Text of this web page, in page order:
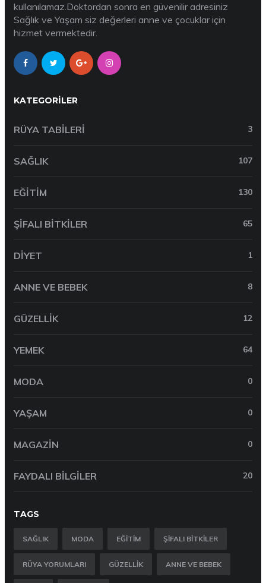
kullanılamaz.Doktordan sonra en güvenilir adresiniz
Sağlık ve Yaşam siz değerleri anne ve çocuklar için
hizmet vermektedir.
KATEGORILER
RÜYA TABILERI 3
SAĞLIK 107
EĞITIM 130
ŞIFALI BITKILER 65
DIYET 1
ANNE VE BEBEK 8
GÜZELLIK 12
YEMEK 64
MODA 0
YAŞAM 0
MAGAZIN 0
FAYDALI BILGILER 20
TAGS
SAĞLIK MODA EĞITIM ŞIFALI BITKILER
RÜYA YORUMLARI GÜZELLIK ANNE VE BEBEK